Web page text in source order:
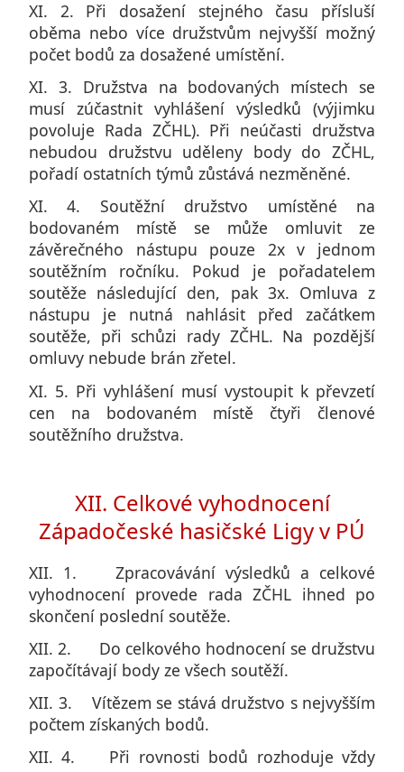
XI. 2. Při dosažení stejného času přísluší
oběma nebo více družstvům nejvyšší možný
počet bodů za dosažené umístění.
XI. 3. Družstva na bodovaných místech se
musí zúčastnit vyhlášení výsledků (výjimku
povoluje Rada ZČHL). Při neúčasti družstva
nebudou družstvu uděleny body do ZČHL,
pořadí ostatních týmů zůstává nezměněné.
XI. 4. Soutěžní družstvo umístěné na
bodovaném místě se může omluvit ze
závěrečného nástupu pouze 2x v jednom
soutěžním ročníku. Pokud je pořadatelem
soutěže následující den, pak 3x. Omluva z
nástupu je nutná nahlásit před začátkem
soutěže, při schůzi rady ZČHL. Na pozdější
omluvy nebude brán zřetel.
XI. 5. Při vyhlášení musí vystoupit k převzetí
cen na bodovaném místě čtyři členové
soutěžního družstva.
XII. Celkové vyhodnocení
Západočeské hasičské Ligy v PÚ
XII. 1. Zpracovávání výsledků a celkové
vyhodnocení provede rada ZČHL ihned po
skončení poslední soutěže.
XII. 2. Do celkového hodnocení se družstvu
započítávají body ze všech soutěží.
XII. 3. Vítězem se stává družstvo s nejvyšším
počtem získaných bodů.
XII. 4. Při rovnosti bodů rozhoduje vždy